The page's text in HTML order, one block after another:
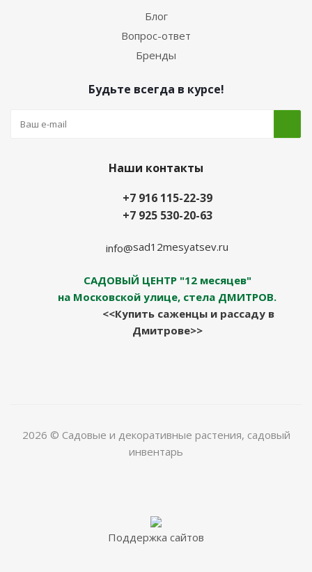
Блог
Вопрос-ответ
Бренды
Будьте всегда в курсе!
Наши контакты
+7 916 115-22-39
+7 925 530-20-63
info@sad12mesyatsev.ru
САДОВЫЙ ЦЕНТР "12 месяцев"
на Московской улице, стела ДМИТРОВ.
<<Купить саженцы и рассаду в
Дмитрове>>
2026 © Садовые и декоративные растения, садовый
инвентарь
Поддержка сайтов